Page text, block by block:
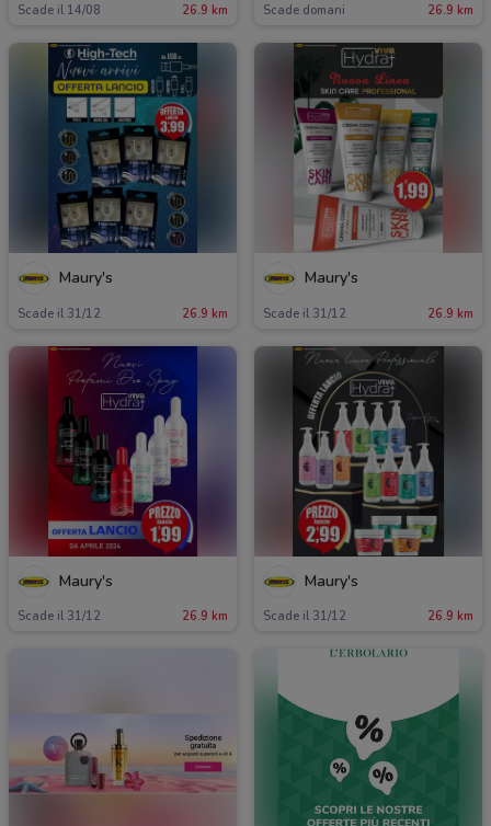
Scade il 14/08 26.9 km Scade domani 26.9 km
Maury's
Scade il 31/12 26.9 km
Maury's
Scade il 31/12 26.9 km
Maury's
Scade il 31/12 26.9 km
Maury's
Scade il 31/12 26.9 km